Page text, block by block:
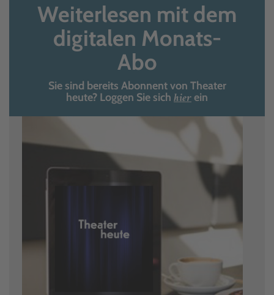
Weiterlesen mit dem
digitalen Monats-
Abo
Sie sind bereits Abonnent von Theater
heute? Loggen Sie sich hierein